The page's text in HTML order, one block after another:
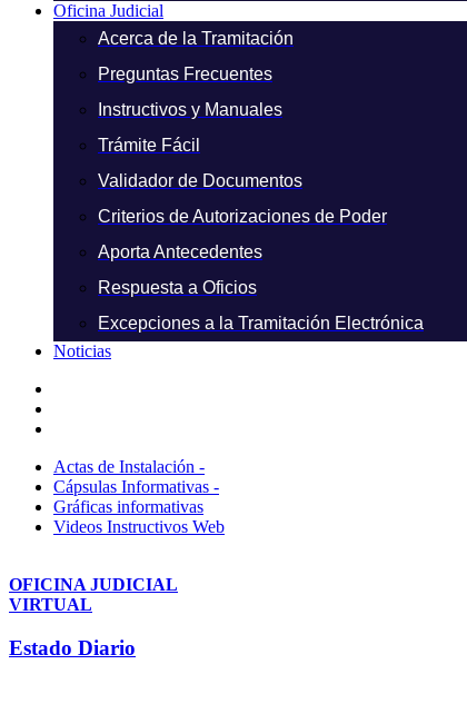
Oficina Judicial
Acerca de la Tramitación
Preguntas Frecuentes
Instructivos y Manuales
Trámite Fácil
Validador de Documentos
Criterios de Autorizaciones de Poder
Aporta Antecedentes
Respuesta a Oficios
Excepciones a la Tramitación Electrónica
Noticias
Actas de Instalación -
Cápsulas Informativas -
Gráficas informativas
Videos Instructivos Web
OFICINA JUDICIAL
VIRTUAL
Estado Diario